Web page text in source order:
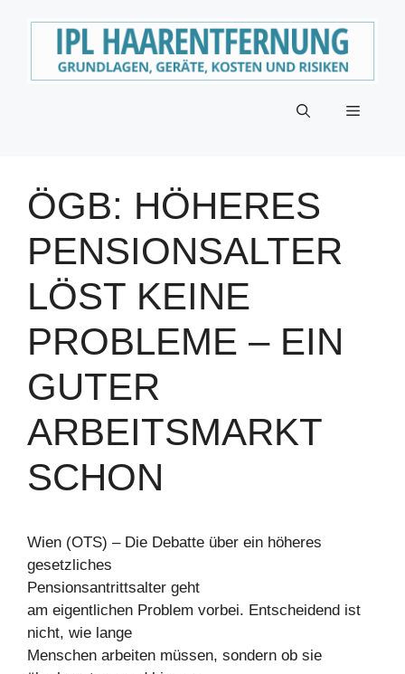
Menü
ÖGB: HÖHERES
PENSIONSALTER
LÖST KEINE
PROBLEME – EIN
GUTER
ARBEITSMARKT
SCHON
Wien (OTS) – Die Debatte über ein höheres
gesetzliches
Pensionsantrittsalter geht
am eigentlichen Problem vorbei. Entscheidend ist
nicht, wie lange
Menschen arbeiten müssen, sondern ob sie